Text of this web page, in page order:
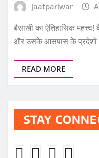
jaatpariwar
बैसाखी का ऐतिहासिक
और उसके आसपास के प्रदेशों
READ MORE
STAY